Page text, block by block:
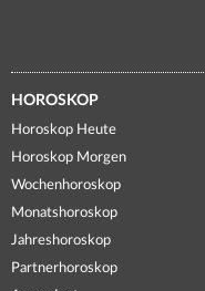
HOROSKOP
Horoskop Heute
Horoskop Morgen
Wochenhoroskop
Monatshoroskop
Jahreshoroskop
Partnerhoroskop